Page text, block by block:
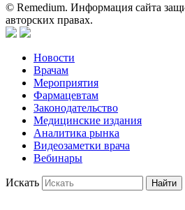
© Remedium. Информация сайта
авторских правах.
Новости
Врачам
Мероприятия
Фармацевтам
Законодательство
Медицинские издания
Аналитика рынка
Видеозаметки врача
Вебинары
Искать Найти